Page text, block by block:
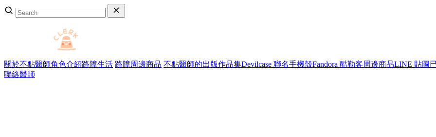
關於不點醫師角色介紹路障生活 路障周邊商品 不點醫師的出版作品集Devilcase 聯名手機殼Fandora 酷勒客周邊商品LINE 貼圖
聯絡醫師